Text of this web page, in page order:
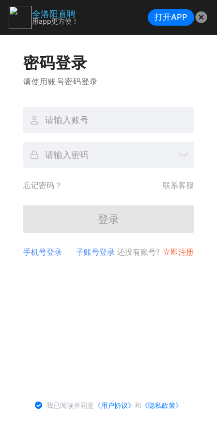
密码登录
请使用账号密码登录
忘记密码？ 联系客服
登录
手机号登录 子账号登录 还没有账号? 立即注册
我已阅读并同意 《用户协议》和 《隐私政策》
全洛阳直聘
用app更方便！ 打开APP